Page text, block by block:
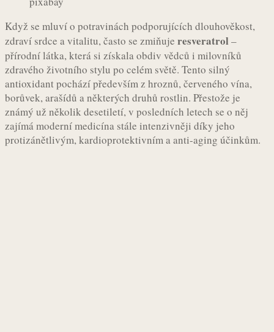
Když se mluví o potravinách podporujících dlouhověkost,
zdraví srdce a vitalitu, často se zmiňuje resveratrol –
přírodní látka, která si získala obdiv vědců i milovníků
zdravého životního stylu po celém světě. Tento silný
antioxidant pochází především z hroznů, červeného vína,
borůvek, arašídů a některých druhů rostlin. Přestože je
známý už několik desetiletí, v posledních letech se o něj
zajímá moderní medicína stále intenzivněji díky jeho
protizánětlivým, kardioprotektivním a anti-aging účinkům.